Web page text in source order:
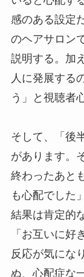
感のある設定
のヘアサロン
説明する。加
人に発展する
う」と視聴者
そして、「後
があります。
終わったあと
も心配でした
結果は肯定的
「お互いに好
反応が気にな
ぬ、心配症な